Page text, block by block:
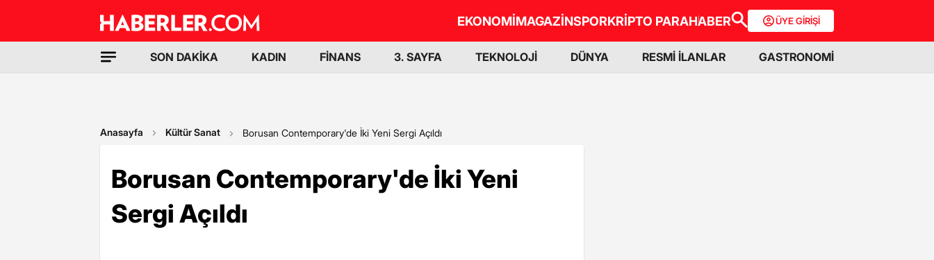
EKONOMİMAGAZİNSPORKRİPTO PARAHABER ÜYE GİRİŞİ
SON DAKİKA KADIN FİNANS 3. SAYFA TEKNOLOJİ DÜNYA RESMİ İLANLAR GASTRONOMİ
Anasayfa Kültür Sanat Borusan Contemporary'de İki Yeni Sergi Açıldı
Borusan Contemporary'de İki Yeni
Sergi Açıldı